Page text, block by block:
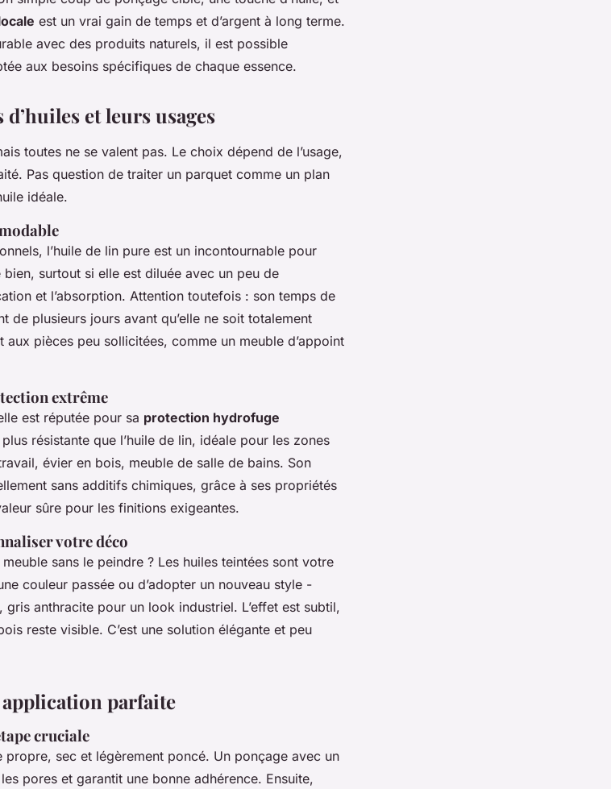
est un vrai gain de temps et d’argent à long terme.
avec des produits naturels, il est possible
aux besoins spécifiques de chaque essence.
et leurs usages
toutes ne se valent pas. Le choix dépend de l’usage,
Pas question de traiter un parquet comme un plan
idéale.
l’huile de lin pure est un incontournable pour
surtout si elle est diluée avec un peu de
et l’absorption. Attention toutefois : son temps de
de plusieurs jours avant qu’elle ne soit totalement
pièces peu sollicitées, comme un meuble d’appoint
extrême
est réputée pour sa protection hydrofuge
résistante que l’huile de lin, idéale pour les zones
évier en bois, meuble de salle de bains. Son
sans additifs chimiques, grâce à ses propriétés
sûre pour les finitions exigeantes.
votre déco
sans le peindre ? Les huiles teintées sont votre
couleur passée ou d’adopter un nouveau style -
anthracite pour un look industriel. L’effet est subtil,
reste visible. C’est une solution élégante et peu
parfaite
cruciale
sec et légèrement poncé. Un ponçage avec un
pores et garantit une bonne adhérence. Ensuite,